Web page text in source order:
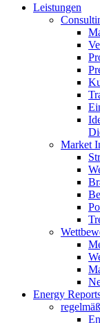
Leistungen
Market
Energy